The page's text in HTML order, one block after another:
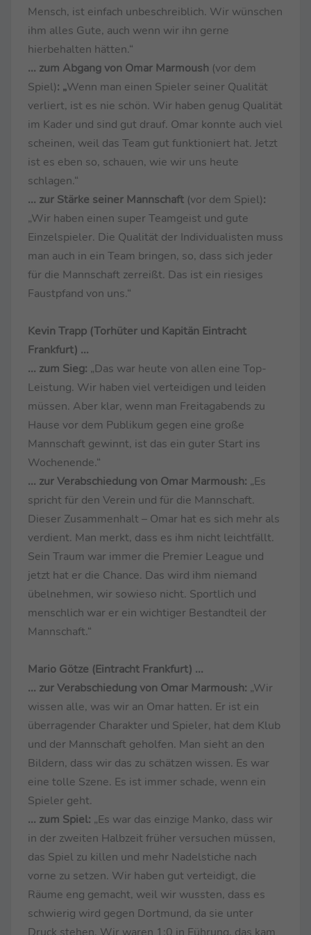
Mensch, ist einfach unbeschreiblich. Wir wünschen
ihm alles Gute, auch wenn wir ihn gerne
hierbehalten hätten.“
... zum Abgang von Omar Marmoush (vor dem
Spiel): „Wenn man einen Spieler seiner Qualität
verliert, ist es nie schön. Wir haben genug Qualität
im Kader und sind gut drauf. Omar konnte auch viel
scheinen, weil das Team gut funktioniert hat. Jetzt
ist es eben so, schauen, wie wir uns heute
schlagen.“
... zur Stärke seiner Mannschaft (vor dem Spiel):
„Wir haben einen super Teamgeist und gute
Einzelspieler. Die Qualität der Individualisten muss
man auch in ein Team bringen, so, dass sich jeder
für die Mannschaft zerreißt. Das ist ein riesiges
Faustpfand von uns.“
Kevin Trapp (Torhüter und Kapitän Eintracht
Frankfurt) ...
... zum Sieg: „Das war heute von allen eine Top-
Leistung. Wir haben viel verteidigen und leiden
müssen. Aber klar, wenn man Freitagabends zu
Hause vor dem Publikum gegen eine große
Mannschaft gewinnt, ist das ein guter Start ins
Wochenende.“
... zur Verabschiedung von Omar Marmoush: „Es
spricht für den Verein und für die Mannschaft.
Dieser Zusammenhalt – Omar hat es sich mehr als
verdient. Man merkt, dass es ihm nicht leichtfällt.
Sein Traum war immer die Premier League und
jetzt hat er die Chance. Das wird ihm niemand
übelnehmen, wir sowieso nicht. Sportlich und
menschlich war er ein wichtiger Bestandteil der
Mannschaft.“
Mario Götze (Eintracht Frankfurt) ...
... zur Verabschiedung von Omar Marmoush: „Wir
wissen alle, was wir an Omar hatten. Er ist ein
überragender Charakter und Spieler, hat dem Klub
und der Mannschaft geholfen. Man sieht an den
Bildern, dass wir das zu schätzen wissen. Es war
eine tolle Szene. Es ist immer schade, wenn ein
Spieler geht.
... zum Spiel: „Es war das einzige Manko, dass wir
in der zweiten Halbzeit früher versuchen müssen,
das Spiel zu killen und mehr Nadelstiche nach
vorne zu setzen. Wir haben gut verteidigt, die
Räume eng gemacht, weil wir wussten, dass es
schwierig wird gegen Dortmund, da sie unter